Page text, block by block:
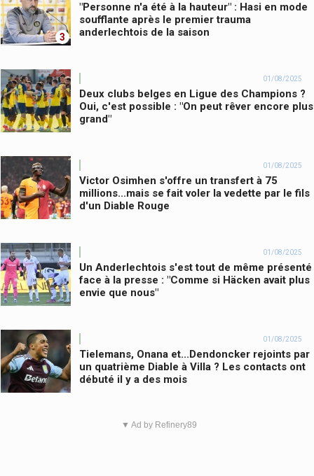
3
"Personne n'a été à la hauteur" : Hasi en mode
soufflante après le premier trauma
anderlechtois de la saison
01/08/2025
Deux clubs belges en Ligue des Champions ?
Oui, c'est possible : "On peut rêver encore plus
grand"
01/08/2025
Victor Osimhen s'offre un transfert à 75
millions...mais se fait voler la vedette par le fils
d'un Diable Rouge
01/08/2025
Un Anderlechtois s'est tout de même présenté
face à la presse : "Comme si Häcken avait plus
envie que nous"
01/08/2025
Tielemans, Onana et...Dendoncker rejoints par
un quatrième Diable à Villa ? Les contacts ont
débuté il y a des mois
▼ Ad by Refinery89